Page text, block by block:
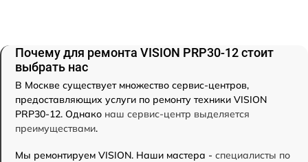
Почему для ремонта VISION PRP30-12 стоит
выбрать нас
В Москве существует множество сервис-центров,
предоставляющих услуги по ремонту техники VISION
PRP30-12. Однако наш сервис-центр выделяется
преимуществами.
Мы ремонтируем VISION. Наши мастера - специалисты по